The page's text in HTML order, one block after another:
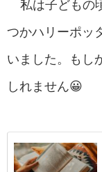
私は子 どもの
つかハリーポッ
いました。もし
しれません😀